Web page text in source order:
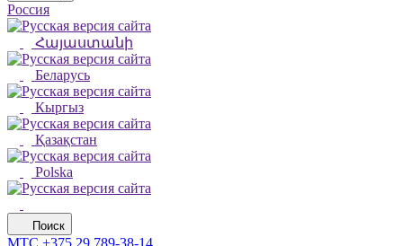
Россия
Հայաստանի
Беларусь
Кыргыз
Қазақстан
Polska
Поиск
МТС +375 29 789-38-14